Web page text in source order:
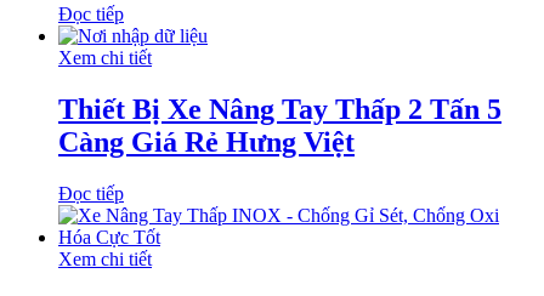
Đọc tiếp
Xem chi tiết
Thiết Bị Xe Nâng Tay Thấp 2 Tấn 5
Càng Giá Rẻ Hưng Việt
Đọc tiếp
Xem chi tiết